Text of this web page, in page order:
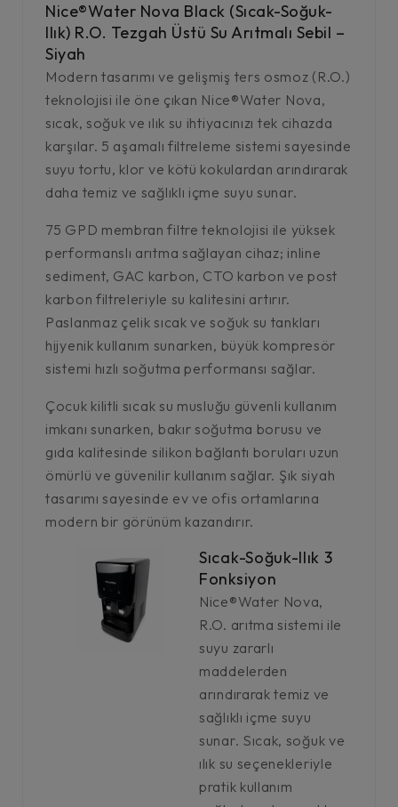
Nice®Water Nova Black (Sıcak-Soğuk-
Ilık) R.O. Tezgah Üstü Su Arıtmalı Sebil –
Siyah
Modern tasarımı ve gelişmiş ters osmoz (R.O.)
teknolojisi ile öne çıkan Nice®Water Nova,
sıcak, soğuk ve ılık su ihtiyacınızı tek cihazda
karşılar. 5 aşamalı filtreleme sistemi sayesinde
suyu tortu, klor ve kötü kokulardan arındırarak
daha temiz ve sağlıklı içme suyu sunar.
75 GPD membran filtre teknolojisi ile yüksek
performanslı arıtma sağlayan cihaz; inline
sediment, GAC karbon, CTO karbon ve post
karbon filtreleriyle su kalitesini artırır.
Paslanmaz çelik sıcak ve soğuk su tankları
hijyenik kullanım sunarken, büyük kompresör
sistemi hızlı soğutma performansı sağlar.
Çocuk kilitli sıcak su musluğu güvenli kullanım
imkanı sunarken, bakır soğutma borusu ve
gıda kalitesinde silikon bağlantı boruları uzun
ömürlü ve güvenilir kullanım sağlar. Şık siyah
tasarımı sayesinde ev ve ofis ortamlarına
modern bir görünüm kazandırır.
Sıcak-Soğuk-Ilık 3
Fonksiyon
Nice®Water Nova,
R.O. arıtma sistemi ile
suyu zararlı
maddelerden
arındırarak temiz ve
sağlıklı içme suyu
sunar. Sıcak, soğuk ve
ılık su seçenekleriyle
pratik kullanım